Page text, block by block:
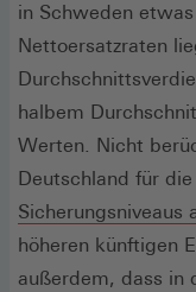
in Schweden
Nettoersatzraten
halbem
Werten. Nicht
Deutschland für
Sicherungsniveaus
höheren künftigen
außerdem, dass in